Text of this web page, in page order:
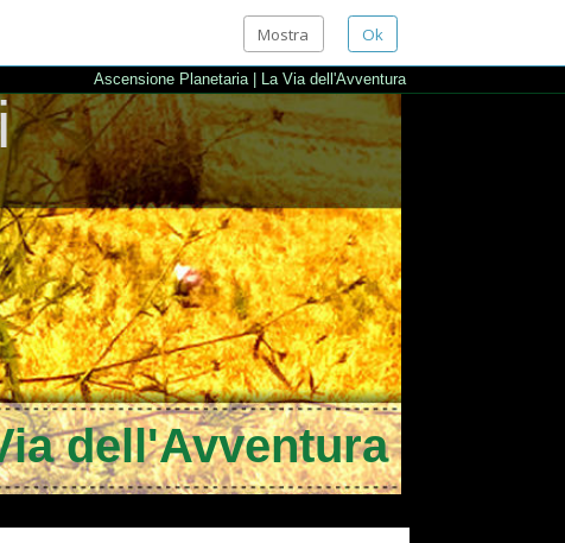
Planetaria|La Via dell'Avventura